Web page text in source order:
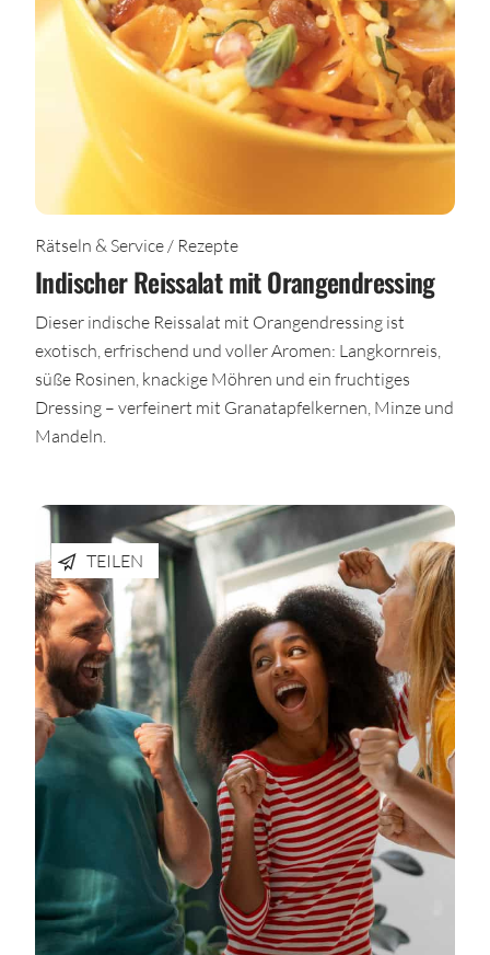
Rätseln & Service / Rezepte
Indischer Reissalat mit Orangendressing
Dieser indische Reissalat mit Orangendressing ist
exotisch, erfrischend und voller Aromen: Langkornreis,
süße Rosinen, knackige Möhren und ein fruchtiges
Dressing – verfeinert mit Granatapfelkernen, Minze und
Mandeln.
TEILEN